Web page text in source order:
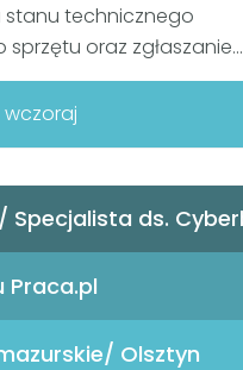
stanu technicznego
oraz zgłaszanie...
Praca.pl
Olsztyn